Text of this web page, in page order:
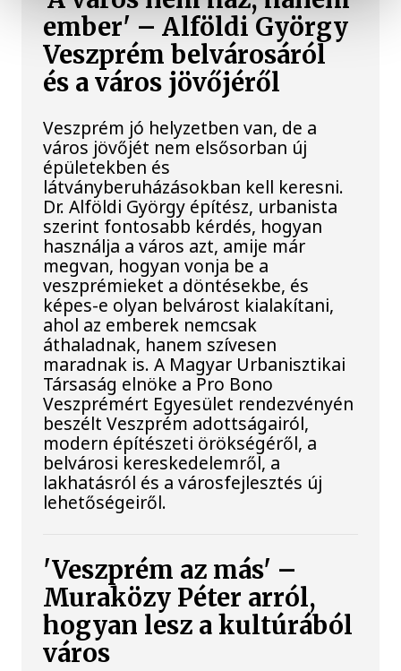
ember' – Alföldi György
Veszprém belvárosáról
és a város jövőjéről
Veszprém jó helyzetben van, de a
város jövőjét nem elsősorban új
épületekben és
látványberuházásokban kell keresni.
Dr. Alföldi György építész, urbanista
szerint fontosabb kérdés, hogyan
használja a város azt, amije már
megvan, hogyan vonja be a
veszprémieket a döntésekbe, és
képes-e olyan belvárost kialakítani,
ahol az emberek nemcsak
áthaladnak, hanem szívesen
maradnak is. A Magyar Urbanisztikai
Társaság elnöke a Pro Bono
Veszprémért Egyesület rendezvényén
beszélt Veszprém adottságairól,
modern építészeti örökségéről, a
belvárosi kereskedelemről, a
lakhatásról és a városfejlesztés új
lehetőségeiről.
'Veszprém az más' –
Muraközy Péter arról,
hogyan lesz a kultúrából
város